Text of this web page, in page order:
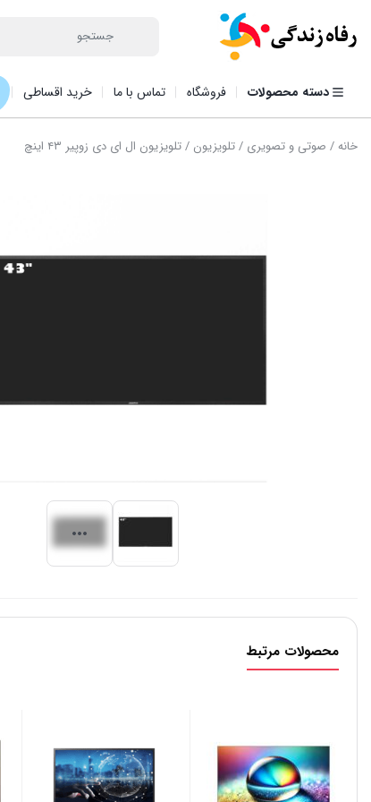
دسته محصولات فروشگاه تماس با ما خرید اقساطی
خانه/ صوتی و تصویری /تلویزیون / تلویزیون ال ای دی زوپیر ۴۳ اینچ
محصولات مرتبط